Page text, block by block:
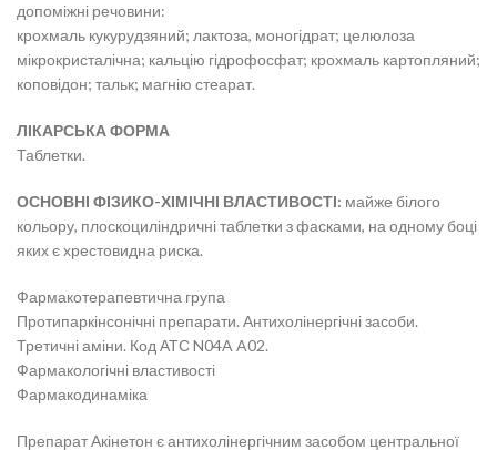
допоміжні речовини:
крохмаль кукурудзяний; лактоза, моногідрат; целюлоза
мікрокристалічна; кальцію гідрофосфат; крохмаль картопляний;
коповідон; тальк; магнію стеарат.
ЛІКАРСЬКА ФОРМА
Таблетки.
ОСНОВНІ ФІЗИКО-ХІМІЧНІ ВЛАСТИВОСТІ: майже білого
кольору, плоскоциліндричні таблетки з фасками, на одному боці
яких є хрестовидна риска.
Фармакотерапевтична група
Протипаркінсонічні препарати. Антихолінергічні засоби.
Третичні аміни. Код АТС N04A A02.
Фармакологічні властивості
Фармакодинаміка
Препарат Акінетон є антихолінергічним засобом центральної